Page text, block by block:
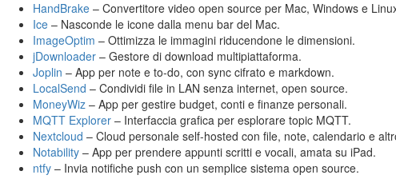
HandBrake – Convertitore video open source per Mac, Windows e
Ice – Nasconde le icone dalla menu bar del Mac.
ImageOptim – Ottimizza le immagini riducendone le dimensioni.
jDownloader – Gestore di download multipiattaforma.
Joplin – App per note e to-do, con sync cifrato e markdown.
LocalSend – Condividi file in LAN senza internet, open source.
MoneyWiz – App per gestire budget, conti e finanze personali.
MQTT Explorer – Interfaccia grafica per esplorare topic MQTT.
Nextcloud – Cloud personale self-hosted con file, note, calendario e
Notability – App per prendere appunti scritti e vocali, amata su iPad.
ntfy – Invia notifiche push con un semplice sistema open source.